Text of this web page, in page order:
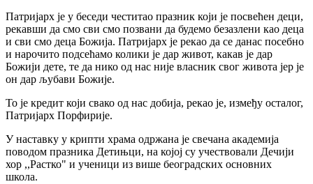
Патријарх је у беседи честитао празник који је посвећен деци,
рекавши да смо сви смо позвани да будемо безазлени као деца
и сви смо деца Божија. Патријарх је рекао да се данас посебно
и нарочито подсећамо колики је дар живот, какав је дар
Божији дете, те да нико од нас није власник свог живота јер је
он дар љубави Божије.
То је кредит који свако од нас добија, рекао је, између осталог,
Патријарх Порфирије.
У наставку у крипти храма одржана је свечана академија
поводом празника Детињци, на којој су учествовали Дечији
хор ,,Растко" и ученици из више београдских основних
школа.